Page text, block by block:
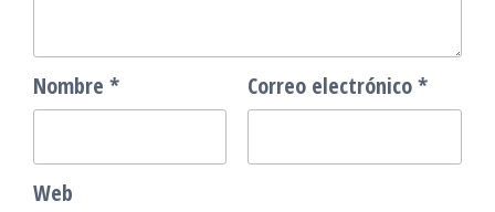
Nombre * Correo electrónico*
Web